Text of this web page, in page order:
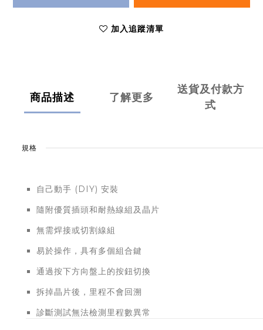
加入追蹤清單
商品描述 了解更多
送貨及付款方
式
規格
自己動手 (DIY) 安裝
隨附優質插頭和耐熱線組及晶片
無需焊接或切割線組
易於操作，具有多個組合鍵
通過按下方向盤上的按鈕切換
拆掉晶片後，里程不會回溯
診斷測試無法檢測里程數異常